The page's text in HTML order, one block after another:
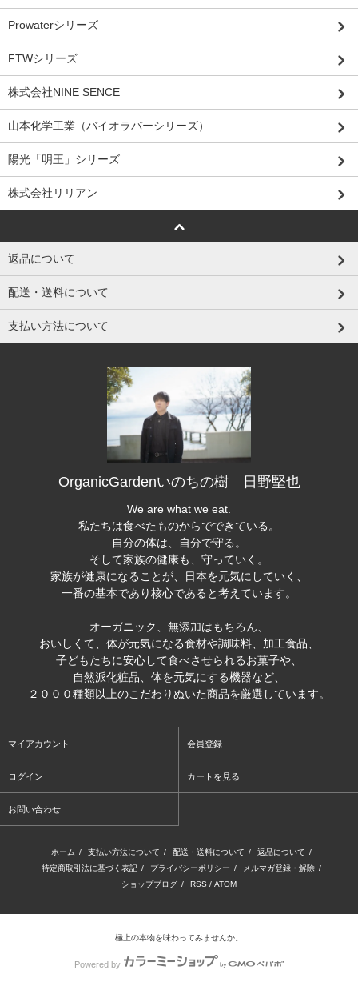
Prowaterシリーズ
FTWシリーズ
株式会社NINE SENCE
山本化学工業（バイオラバーシリーズ）
陽光「明王」シリーズ
株式会社リリアン
返品について
配送・送料について
支払い方法について
OrganicGardenいのちの樹 日野堅也
We are what we eat.
私たちは食べたものからでできている。
自分の体は、自分で守る。
そして家族の健康も、守っていく。
家族が健康になることが、日本を元気にしていく、
一番の基本であり核心であると考えています。
オーガニック、無添加はもちろん、
おいしくて、体が元気になる食材や調味料、加工食品、
子どもたちに安心して食べさせられるお菓子や、
自然派化粧品、体を元気にする機器など、
２０００種類以上のこだわりぬいた商品を厳選しています。
マイアカウント 会員登録
ログイン カートを見る
お問い合わせ
ホーム / 支払い方法について / 配送・送料について / 返品について /
特定商取引法に基づく表記 / プライバシーポリシー / メルマガ登録・解除 /
ショップブログ / RSS / ATOM
極上の本物を味わってみませんか。
Powered by